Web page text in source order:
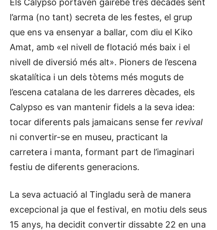
Els Calypso portaven gairebé tres dècades sent
l’arma (no tant) secreta de les festes, el grup
que ens va ensenyar a ballar, com diu el Kiko
Amat, amb «el nivell de flotació més baix i el
nivell de diversió més alt». Pioners de l’escena
skatalítica i un dels tòtems més moguts de
l’escena catalana de les darreres dècades, els
Calypso es van mantenir fidels a la seva idea:
tocar diferents pals jamaicans sense fer revival
ni convertir-se en museu, practicant la
carretera i manta, formant part de l’imaginari
festiu de diferents generacions.
La seva actuació al Tingladu serà de manera
excepcional ja que el festival, en motiu dels seus
15 anys, ha decidit convertir dissabte 22 en una